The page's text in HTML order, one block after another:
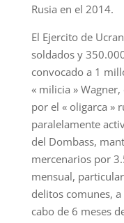
Rusia en el 2014.
El Ejercito de
soldados y
convocado a 1
« milicia »
por el « oligarca »
paralelamente
del Dombass,
mercenarios por
mensual,
delitos comunes,
cabo de 6 meses